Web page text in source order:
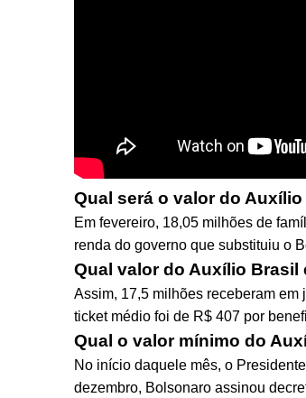
Qual será o valor do
Em fevereiro, 18,05 milhões de
renda do governo que substituiu o
Qual valor do Auxílio Brasil
Assim, 17,5 milhões receberam
ticket médio foi de R$ 407 por
Qual o valor mínimo do
No início daquele mês, o
dezembro, Bolsonaro assinou